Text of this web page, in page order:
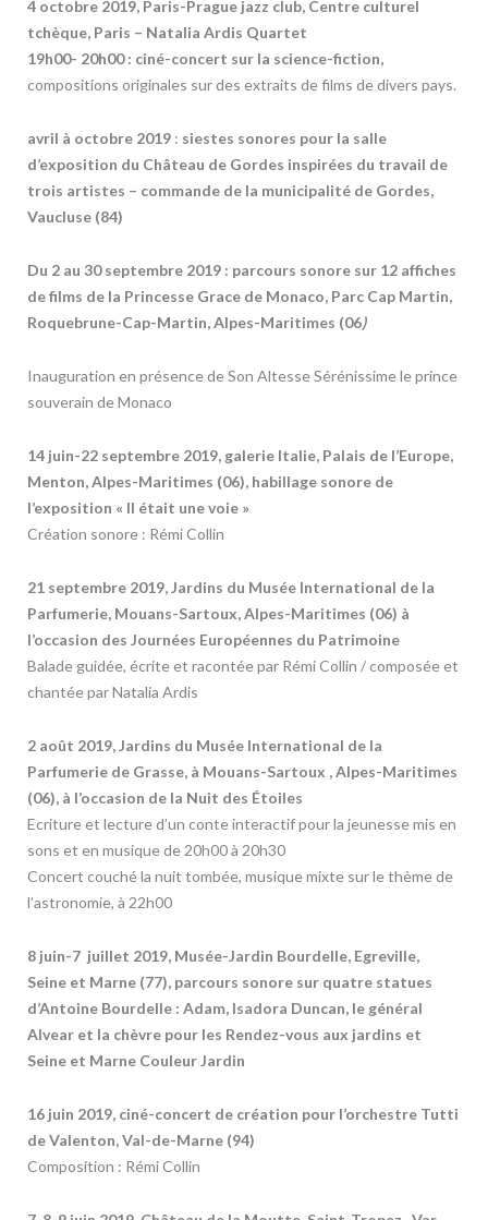
4 octobre 2019, Paris-Prague jazz club, Centre culturel
tchèque, Paris – Natalia Ardis Quartet
19h00- 20h00 : ciné-concert sur la science-fiction,
compositions originales sur des extraits de films de divers pays.
avril à octobre 2019: siestes sonores pour la salle
d’exposition du Château de Gordes inspirées du travail de
trois artistes – commande de la municipalité de Gordes,
Vaucluse (84)
Du 2 au 30 septembre 2019 : parcours sonore sur 12 affiches
de films de la Princesse Grace de Monaco, Parc Cap Martin,
Roquebrune-Cap-Martin, Alpes-Maritimes (06)
Inauguration en présence de Son Altesse Sérénissime le prince
souverain de Monaco
14 juin-22 septembre 2019, galerie Italie, Palais de l’Europe,
Menton, Alpes-Maritimes (06), habillage sonore de
l’exposition « Il était une voie »
Création sonore : Rémi Collin
21 septembre 2019, Jardins du Musée International de la
Parfumerie, Mouans-Sartoux, Alpes-Maritimes (06) à
l’occasion des Journées Européennes du Patrimoine
Balade guidée, écrite et racontée par Rémi Collin / composée et
chantée par Natalia Ardis
2 août 2019, Jardins du Musée International de la
Parfumerie de Grasse, à Mouans-Sartoux , Alpes-Maritimes
(06), à l’occasion de la Nuit des Étoiles
Ecriture et lecture d’un conte interactif pour la jeunesse mis en
sons et en musique de 20h00 à 20h30
Concert couché la nuit tombée, musique mixte sur le thème de
l’astronomie, à 22h00
8 juin-7 juillet 2019, Musée-Jardin Bourdelle, Egreville,
Seine et Marne (77), parcours sonore sur quatre statues
d’Antoine Bourdelle : Adam, Isadora Duncan, le général
Alvear et la chèvre pour les Rendez-vous aux jardins et
Seine et Marne Couleur Jardin
16 juin 2019, ciné-concert de création pour l’orchestre Tutti
de Valenton, Val-de-Marne (94)
Composition : Rémi Collin